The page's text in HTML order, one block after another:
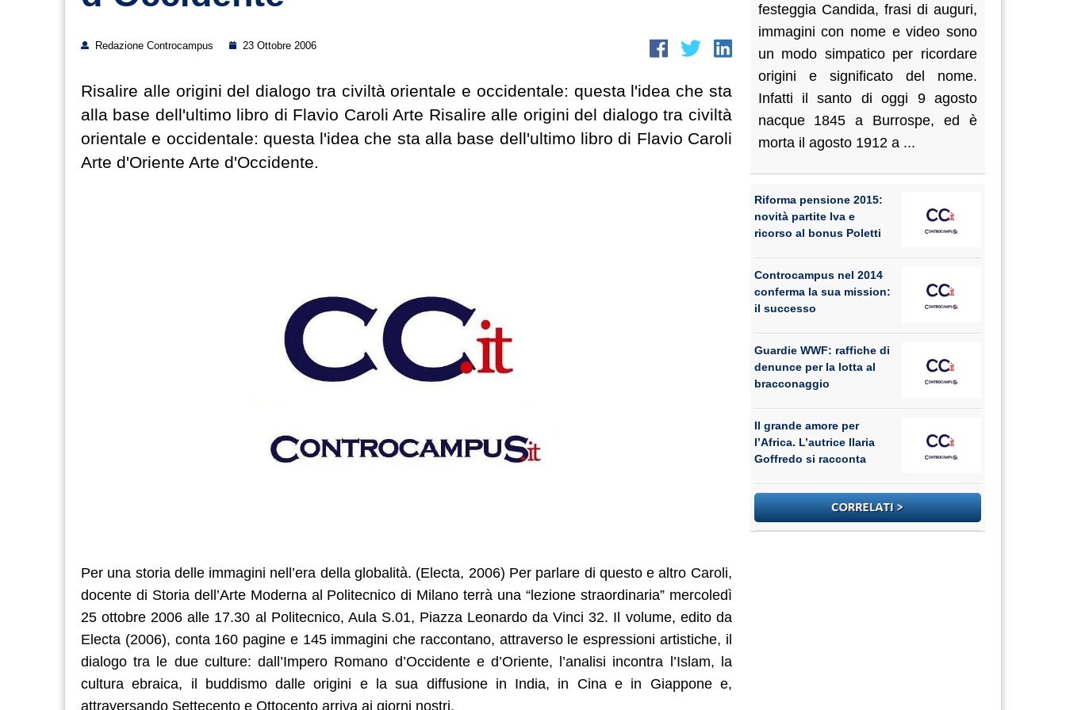
Redazione Controcampus 23 Ottobre 2006
Risalire alle origini del dialogo tra civiltà orientale e occidentale: questa l'idea che sta
alla base dell'ultimo libro di Flavio Caroli Arte Risalire alle origini del dialogo tra civiltà
orientale e occidentale: questa l'idea che sta alla base dell'ultimo libro di Flavio Caroli
Arte d'Oriente Arte d'Occidente.
Per una storia delle immagini nell’era della globalità. (Electa, 2006) Per parlare di questo e altro Caroli,
docente di Storia dell’Arte Moderna al Politecnico di Milano terrà una “lezione straordinaria” mercoledì
25 ottobre 2006 alle 17.30 al Politecnico, Aula S.01, Piazza Leonardo da Vinci 32. Il volume, edito da
Electa (2006), conta 160 pagine e 145 immagini che raccontano, attraverso le espressioni artistiche, il
dialogo tra le due culture: dall’Impero Romano d’Occidente e d’Oriente, l’analisi incontra l’Islam, la
cultura ebraica, il buddismo dalle origini e la sua diffusione in India, in Cina e in Giappone e,
attraversando Settecento e Ottocento arriva ai giorni nostri.
festeggia Candida, frasi di auguri,
immagini con nome e video sono
un modo simpatico per ricordare
origini e significato del nome.
Infatti il santo di oggi 9 agosto
nacque 1845 a Burrospe, ed è
morta il agosto 1912 a ...
Riforma pensione 2015:
novità partite Iva e
ricorso al bonus Poletti
Controcampus nel 2014
conferma la sua mission:
il successo
Guardie WWF: raffiche di
denunce per la lotta al
bracconaggio
Il grande amore per
l’Africa. L’autrice Ilaria
Goffredo si racconta